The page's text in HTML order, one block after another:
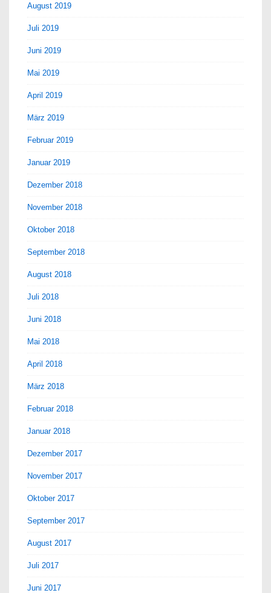
August 2019
Juli 2019
Juni 2019
Mai 2019
April 2019
März 2019
Februar 2019
Januar 2019
Dezember 2018
November 2018
Oktober 2018
September 2018
August 2018
Juli 2018
Juni 2018
Mai 2018
April 2018
März 2018
Februar 2018
Januar 2018
Dezember 2017
November 2017
Oktober 2017
September 2017
August 2017
Juli 2017
Juni 2017